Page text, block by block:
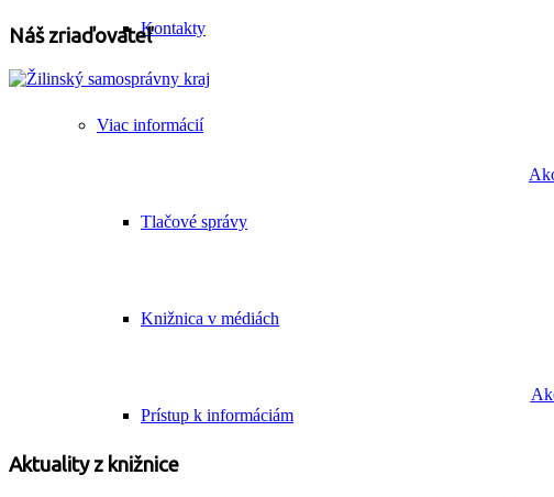
Kontakty
Viac informácií
Tlačové správy
Knižnica v médiách
Prístup k informáciám
Náš zriaďovateľ
Aktuality z knižnice